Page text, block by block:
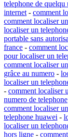
telephone de quelqu
internet - comment
comment localiser
localiser un
portable sans
france - comment
pour localiser un
comment localiser
grâce au numero -
localiser un
- comment localiser
numero de telephone
comment localiser
telephone huawei -
localiser un
hors ligne -